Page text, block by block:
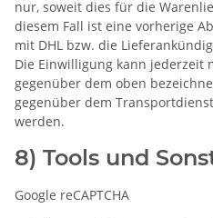
nur, soweit dies für die
diesem Fall ist eine vorherige
mit DHL bzw. die
Die Einwilligung kann jederzeit
gegenüber dem oben
gegenüber dem
werden.
8) Tools und
Google reCAPTCHA